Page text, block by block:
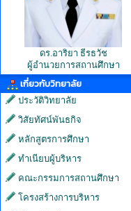
ดร.อาริยา ธีรธวัช
ผู้อำนวยการสถานศึกษา
เกี่ยวกับวิทยาลัย
ประวัติวิทยาลัย
วิสัยทัศน์พันธกิจ
หลักสูตรการศึกษา
ทำเนียบผู้บริหาร
คณะกรรมการสถานศึกษา
โครงสร้างการบริหาร